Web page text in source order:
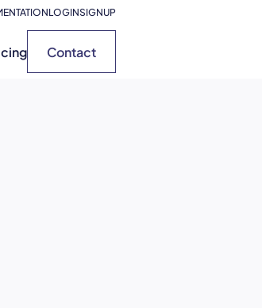
LOGINSIGNUP
Contact